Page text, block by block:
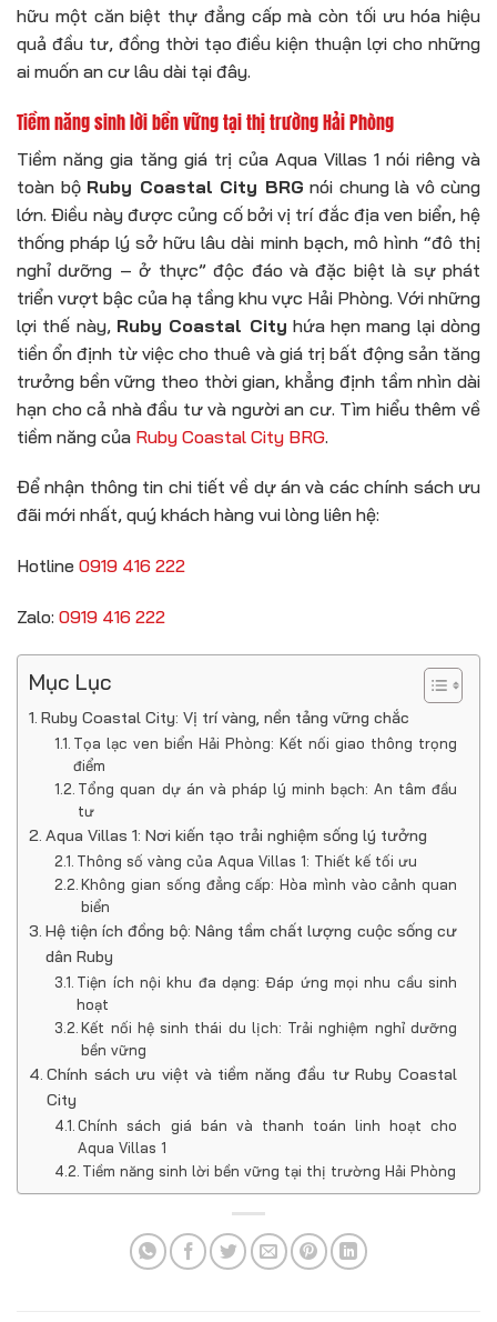
hữu một căn biệt thự đẳng cấp mà còn tối ưu hóa hiệu
quả đầu tư, đồng thời tạo điều kiện thuận lợi cho những
ai muốn an cư lâu dài tại đây.
Tiềm năng sinh lời bền vững tại thị trường Hải Phòng
Tiềm năng gia tăng giá trị của Aqua Villas 1 nói riêng và
toàn bộ Ruby Coastal City BRG nói chung là vô cùng
lớn. Điều này được củng cố bởi vị trí đắc địa ven biển, hệ
thống pháp lý sở hữu lâu dài minh bạch, mô hình “đô thị
nghỉ dưỡng – ở thực” độc đáo và đặc biệt là sự phát
triển vượt bậc của hạ tầng khu vực Hải Phòng. Với những
lợi thế này, Ruby Coastal City hứa hẹn mang lại dòng
tiền ổn định từ việc cho thuê và giá trị bất động sản tăng
trưởng bền vững theo thời gian, khẳng định tầm nhìn dài
hạn cho cả nhà đầu tư và người an cư. Tìm hiểu thêm về
tiềm năng của Ruby Coastal City BRG.
Để nhận thông tin chi tiết về dự án và các chính sách ưu
đãi mới nhất, quý khách hàng vui lòng liên hệ:
Hotline 0919 416 222
Zalo: 0919 416 222
Mục Lục
Ruby Coastal City: Vị trí vàng, nền tảng vững chắc
Tọa lạc ven biển Hải Phòng: Kết nối giao thông trọng
điểm
Tổng quan dự án và pháp lý minh bạch: An tâm đầu
tư
Aqua Villas 1: Nơi kiến tạo trải nghiệm sống lý tưởng
Thông số vàng của Aqua Villas 1: Thiết kế tối ưu
Không gian sống đẳng cấp: Hòa mình vào cảnh quan
biển
Hệ tiện ích đồng bộ: Nâng tầm chất lượng cuộc sống cư
dân Ruby
Tiện ích nội khu đa dạng: Đáp ứng mọi nhu cầu sinh
hoạt
Kết nối hệ sinh thái du lịch: Trải nghiệm nghỉ dưỡng
bền vững
Chính sách ưu việt và tiềm năng đầu tư Ruby Coastal
City
Chính sách giá bán và thanh toán linh hoạt cho
Aqua Villas 1
Tiềm năng sinh lời bền vững tại thị trường Hải Phòng